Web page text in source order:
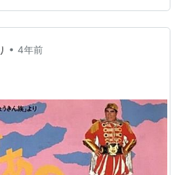
晴らしい曲ですよね！ 同感
ル登録して 小田和正さん作
いているので 聴いてみて
• 4年前